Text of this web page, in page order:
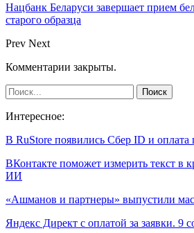
Нацбанк Беларуси завершает прием
старого образца
Prev Next
Комментарии закрыты.
Интересное:
В RuStore появились Сбер ID и оплата
ВКонтакте поможет измерить текст в
ИИ
«Ашманов и партнеры» выпустили
Яндекс Директ с оплатой за заявки. 9